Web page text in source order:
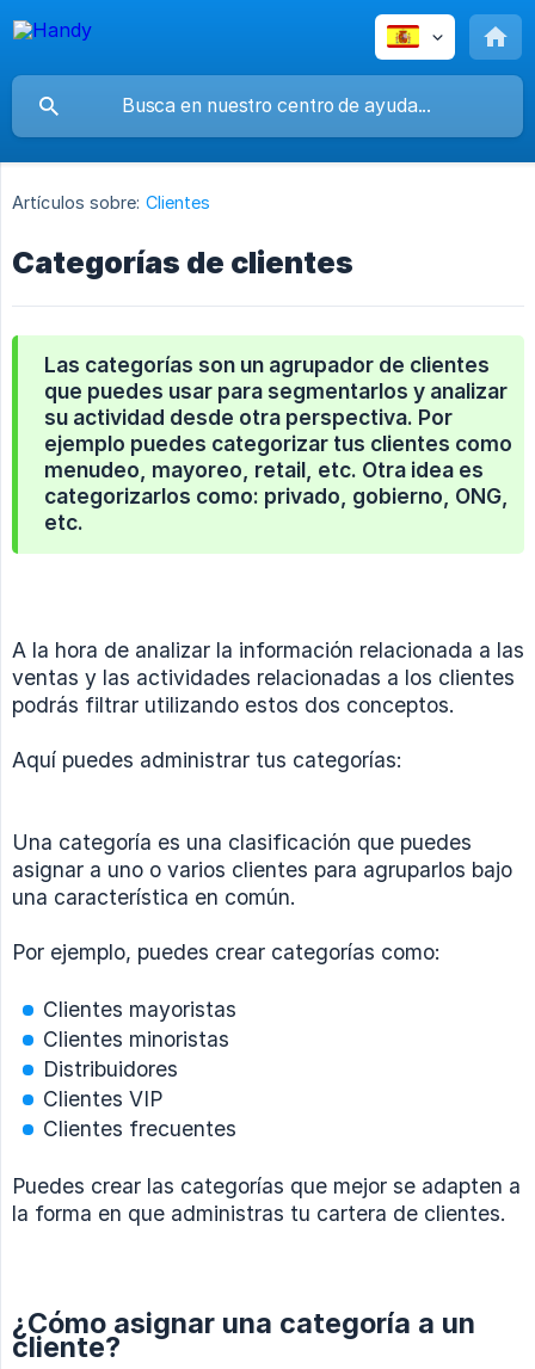
Artículos sobre: Clientes
Categorías de clientes
Las categorías son un agrupador de clientes
que puedes usar para segmentarlos y analizar
su actividad desde otra perspectiva. Por
ejemplo puedes categorizar tus clientes como
menudeo, mayoreo, retail, etc. Otra idea es
categorizarlos como: privado, gobierno, ONG,
etc.
A la hora de analizar la información relacionada a las
ventas y las actividades relacionadas a los clientes
podrás filtrar utilizando estos dos conceptos.
Aquí puedes administrar tus categorías:
Una categoría es una clasificación que puedes
asignar a uno o varios clientes para agruparlos bajo
una característica en común.
Por ejemplo, puedes crear categorías como:
Clientes mayoristas
Clientes minoristas
Distribuidores
Clientes VIP
Clientes frecuentes
Puedes crear las categorías que mejor se adapten a
la forma en que administras tu cartera de clientes.
¿Cómo asignar una categoría a un
cliente?